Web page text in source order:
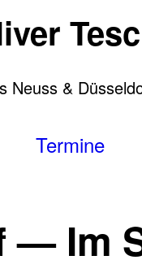
Neuss &
Termine
— Im